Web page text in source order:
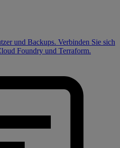
und Backups. Verbinden Sie sich
Foundry und Terraform.